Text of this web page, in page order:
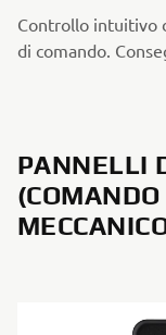
Controllo intuitivo
di comando.
PANNELLI